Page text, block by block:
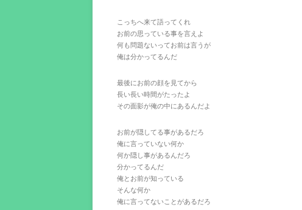
こっちへ来て語ってくれ
お前の思っている事を言えよ
何も問題ないってお前は言うが
俺は分かってるんだ
最後にお前の顔を見てから
長い長い時間がたったよ
その面影が俺の中にあるんだよ
お前が隠してる事があるだろ
俺に言っていない何か
何か隠し事があるんだろ
分かってるんだ
俺とお前が知っている
そんな何か
俺に言ってないことがあるだろ